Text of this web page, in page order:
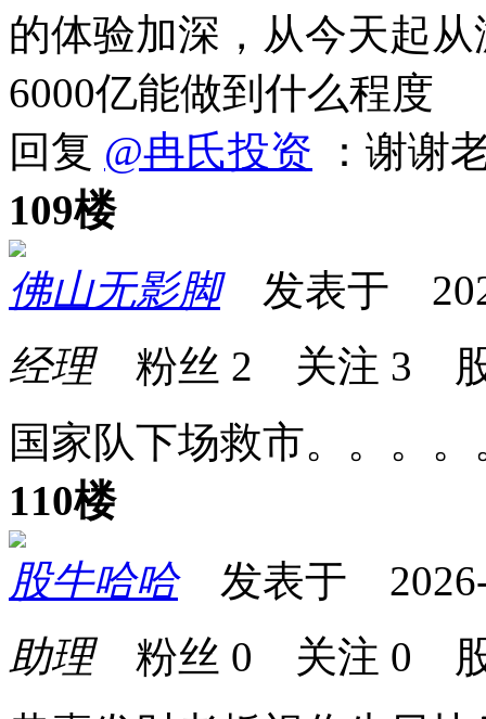
的体验加深，从今天起
6000亿能做到什么程度
回复 @冉氏投资 ：谢谢
109楼
佛山无影脚发表于
经理粉丝 2 关注 3
国家队下场救市。。。
110楼
股牛哈哈发表于 2026-
助理粉丝 0 关注 0